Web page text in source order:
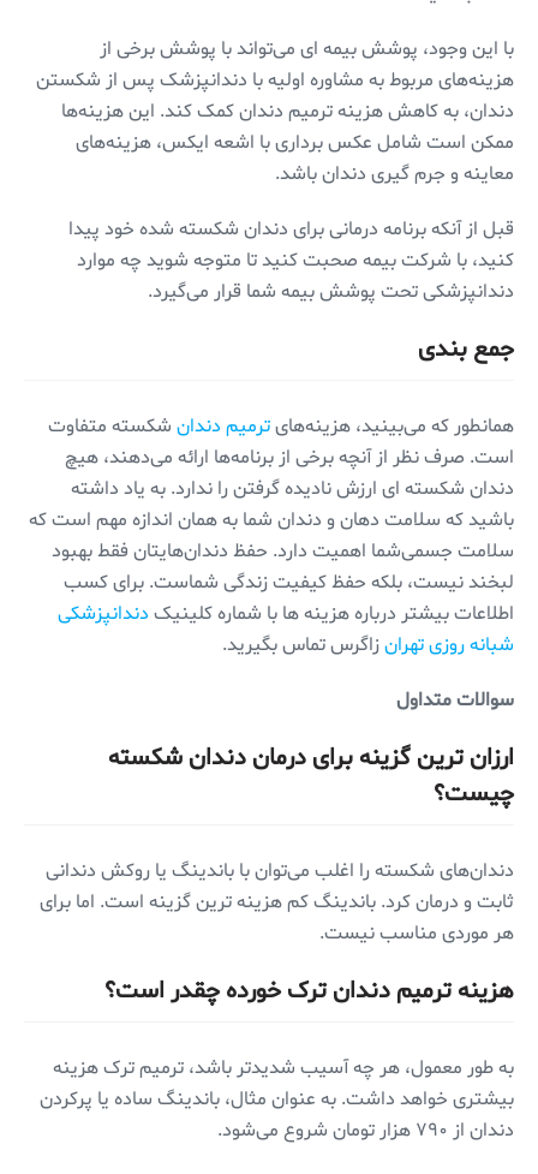
با این وجود، پوشش بیمه ای می‌تواند با پوشش برخی از
هزینه‌های مربوط به مشاوره اولیه با دندانپزشک پس از شکستن
دندان، به کاهش هزینه ترمیم دندان کمک کند. این هزینه‌ها
ممکن است شامل عکس برداری با اشعه ایکس، هزینه‌های
معاینه و جرم گیری دندان باشد.
قبل از آنکه برنامه درمانی برای دندان شکسته شده خود پیدا
کنید، با شرکت بیمه صحبت کنید تا متوجه شوید چه موارد
دندانپزشکی تحت پوشش بیمه شما قرار می‌گیرد.
جمع بندی
همانطور که می‌بینید، هزینه‌هایترمیم دندان شکسته متفاوت
است. صرف نظر از آنچه برخی از برنامه‌ها ارائه می‌دهند، هیچ
دندان شکسته ای ارزش نادیده گرفتن را ندارد. به یاد داشته
باشید که سلامت دهان و دندان شما به همان اندازه مهم است که
سلامت جسمی‌شما اهمیت دارد. حفظ دندان‌هایتان فقط بهبود
لبخند نیست، بلکه حفظ کیفیت زندگی شماست. برای کسب
اطلاعات بیشتر درباره هزینه ها با شماره کلینیک دندانپزشکی
شبانه روزی تهرانزاگرس تماس بگیرید.
سوالات متداول
ارزان ترین گزینه برای درمان دندان شکسته
چیست؟
دندان‌های شکسته را اغلب می‌توان با باندینگ یا روکش دندانی
ثابت و درمان کرد. باندینگ کم هزینه ترین گزینه است. اما برای
هر موردی مناسب نیست.
هزینه ترمیم دندان ترک خورده چقدر است؟
به طور معمول، هر چه آسیب شدیدتر باشد، ترمیم ترک هزینه
بیشتری خواهد داشت. به عنوان مثال، باندینگ ساده یا پرکردن
دندان از ۷۹۰ هزار تومان شروع می‌شود.